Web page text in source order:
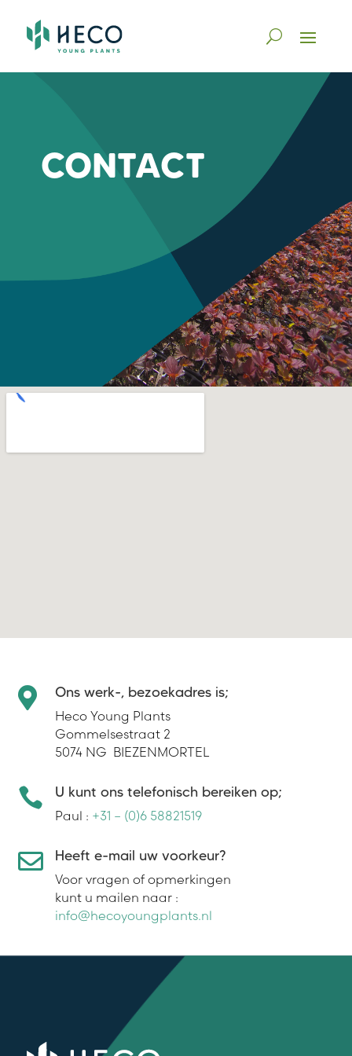
CONTACT
 Ons werk-, bezoekadres is;
Heco Young Plants
Gommelsestraat 2
5074 NG BIEZENMORTEL
 U kunt ons telefonisch bereiken op;
Paul : +31 – (0)6 58821519
 Heeft e-mail uw voorkeur?
Voor vragen of opmerkingen
kunt u mailen naar :
info@hecoyoungplants.nl